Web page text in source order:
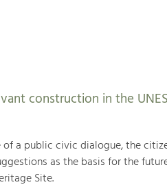
construction in the
of a public civic dialogue, the
as the basis for the
Site.